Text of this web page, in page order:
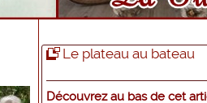
Le plateau au bateau
Découvrez au bas de cet